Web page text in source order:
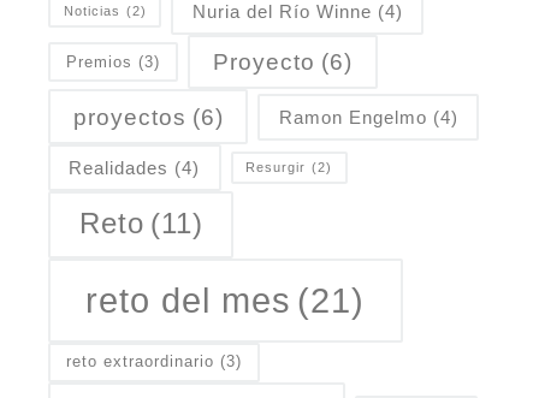
Noticias (2) Nuria del Río Winne (4)
Premios (3) Proyecto (6)
proyectos (6) Ramon Engelmo (4)
Realidades (4) Resurgir (2)
Reto (11)
reto del mes (21)
reto extraordinario (3)